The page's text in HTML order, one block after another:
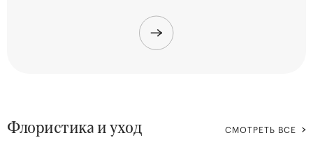
Флористика и уход СМОТРЕТЬ ВСЕ